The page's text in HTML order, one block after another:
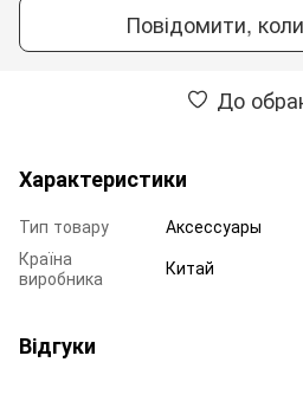
Повідомити,
До
Характеристики
Тип товару
Аксессуары
Країна
виробника
Китай
Відгуки